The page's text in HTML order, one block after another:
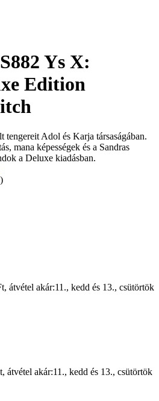
Ys X:
Edition
Adol és Karja társaságában.
mana képességek és a Sandras
a Deluxe kiadásban.
, átvétel akár:11., kedd és 13., csütörtök
, átvétel akár:11., kedd és 13., csütörtök